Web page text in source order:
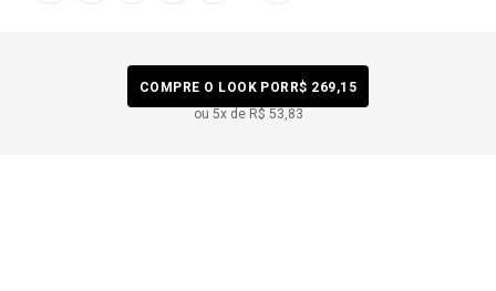
ou 5x de R$ 53,83
COMPRE O LOOK POR R$ 269,15